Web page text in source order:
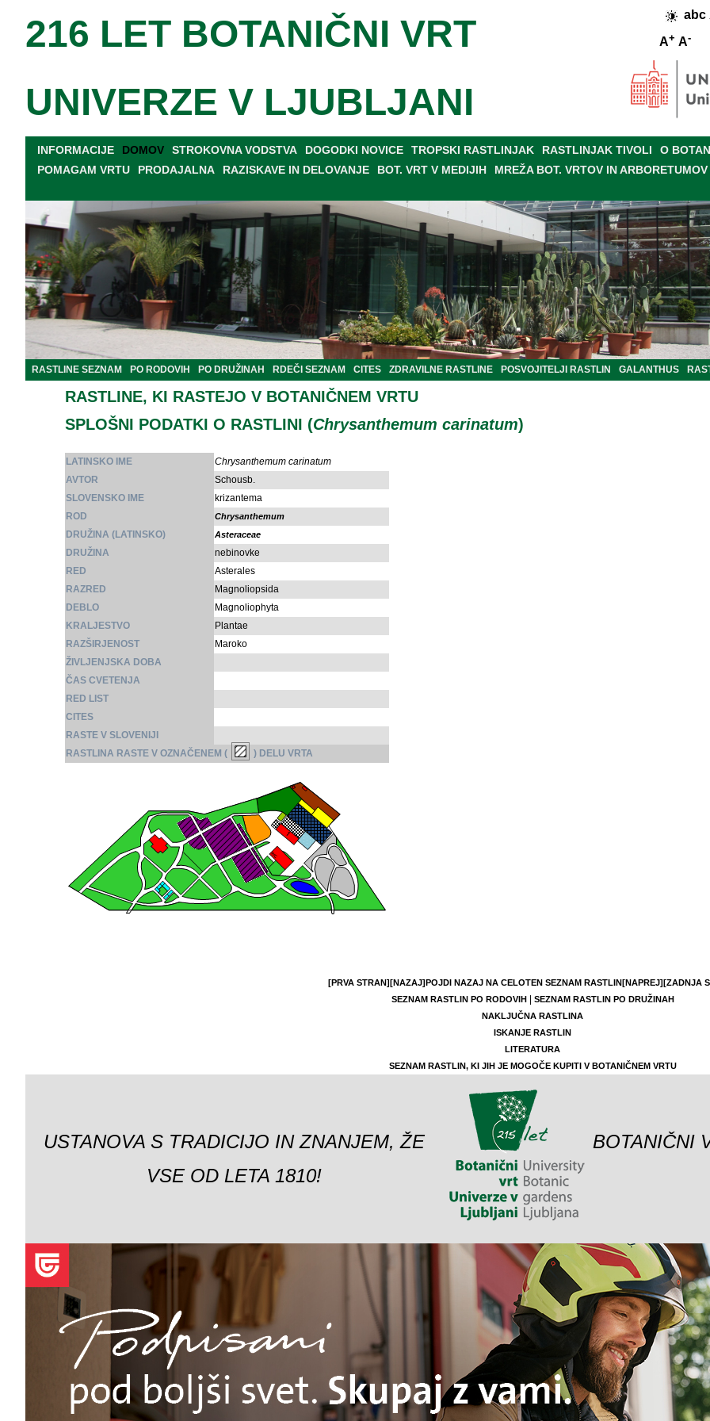
abc
A+ A-
216 LET BOTANIČNI VRT
UNIVERZE V LJUBLJANI
INFORMACIJE DOMOV STROKOVNA VODSTVA DOGODKI NOVICE TROPSKI RASTLINJAK RASTLINJAK TIVOLI O
POMAGAM VRTU
PRODAJALNA RAZISKAVE IN DELOVANJE BOT. VRT V MEDIJIH MREŽA BOT. VRTOV IN ARBORETUMOV
RASTLINE SEZNAM PO RODOVIH PO DRUŽINAH RDEČI SEZNAM CITES ZDRAVILNE RASTLINE POSVOJITELJI RASTLIN GALANTHUS
RASTLINE, KI RASTEJO V BOTANIČNEM VRTU
SPLOŠNI PODATKI O RASTLINI (Chrysanthemum carinatum)
LATINSKO IME
Chrysanthemum carinatum
AVTOR
Schousb.
SLOVENSKO IME
krizantema
ROD
Chrysanthemum
DRUŽINA (LATINSKO) Asteraceae
DRUŽINA
nebinovke
RED
Asterales
RAZRED
Magnoliopsida
DEBLO
Magnoliophyta
KRALJESTVO
Plantae
RAZŠIRJENOST
Maroko
ŽIVLJENJSKA DOBA
ČAS CVETENJA
RED LIST
CITES
RASTE V SLOVENIJI
RASTLINA RASTE V OZNAČENEM (
) DELU VRTA
[PRVA STRAN][NAZAJ]POJDI NAZAJ NA CELOTEN SEZNAM RASTLIN[NAPREJ][ZADNJA
SEZNAM RASTLIN PO RODOVIH|
SEZNAM RASTLIN PO DRUŽINAH
NAKLJUČNA RASTLINA
ISKANJE RASTLIN
LITERATURA
SEZNAM RASTLIN, KI JIH JE MOGOČE KUPITI V BOTANIČNEM VRTU
USTANOVA S TRADICIJO IN ZNANJEM, ŽE
VSE OD LETA 1810!
BOTANIČNI